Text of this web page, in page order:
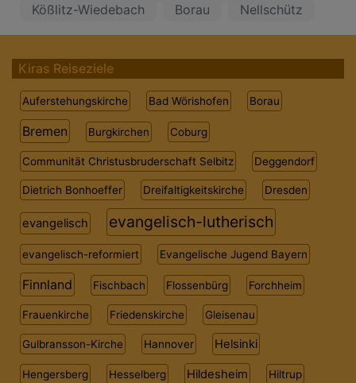
Kößlitz-Wiedebach
Borau Nellschütz
Kiras Reiseziele
Auferstehungskirche Bad Wörishofen Borau
Bremen Burgkirchen Coburg
Communität Christusbruderschaft Selbitz Deggendorf
Dietrich Bonhoeffer Dreifaltigkeitskirche Dresden
evangelisch evangelisch-lutherisch
evangelisch-reformiert Evangelische Jugend Bayern
Finnland Fischbach Flossenbürg Forchheim
Frauenkirche Friedenskirche Gleisenau
Gulbransson-Kirche Hannover Helsinki
Hengersberg Hesselberg Hildesheim Hiltrup